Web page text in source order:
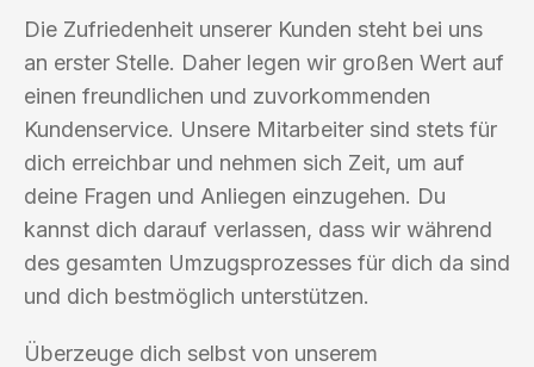
Die Zufriedenheit unserer Kunden steht bei uns
an erster Stelle. Daher legen wir großen Wert auf
einen freundlichen und zuvorkommenden
Kundenservice. Unsere Mitarbeiter sind stets für
dich erreichbar und nehmen sich Zeit, um auf
deine Fragen und Anliegen einzugehen. Du
kannst dich darauf verlassen, dass wir während
des gesamten Umzugsprozesses für dich da sind
und dich bestmöglich unterstützen.
Überzeuge dich selbst von unserem